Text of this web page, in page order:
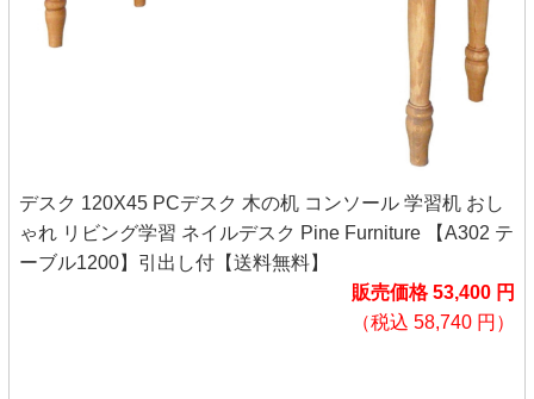
デスク 120X45 PCデスク 木の机 コンソール 学習机 おし
ゃれ リビング学習 ネイルデスク Pine Furniture 【A302 テ
ーブル1200】引出し付【送料無料】
販売価格 53,400 円
（税込 58,740 円）